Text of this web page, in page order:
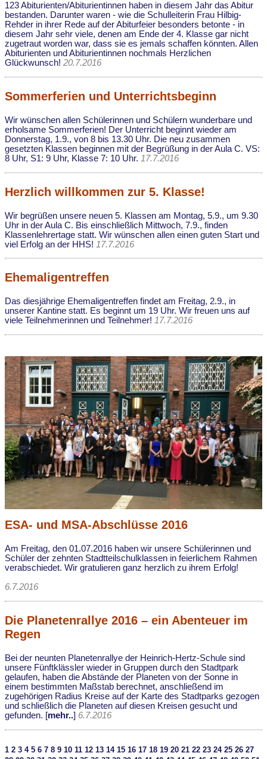
123 Abiturienten/Abiturientinnen haben in diesem Jahr das Abitur
bestanden. Darunter waren - wie die Schulleiterin Frau Hilbig-
Rehder in ihrer Rede auf der Abiturfeier besonders betonte - in
diesem Jahr sehr viele, denen am Ende der 4. Klasse gar nicht
zugetraut worden war, dass sie es jemals schaffen könnten. Allen
Abiturienten und Abiturientinnen nochmals Herzlichen
Glückwunsch! 20.7.2016
Sommerferien und Unterrichtsbeginn
Wir wünschen allen Schülerinnen und Schülern wunderbare und
erholsame Sommerferien! Der Unterricht beginnt wieder am
Donnerstag, 1.9., von 8 bis 13.30 Uhr. Die neu zusammen
gesetzten Klassen beginnen mit der Begrüßung in der Aula C. VS:
8 Uhr, S1: 9 Uhr, Klasse 7: 10 Uhr. 17.7.2016
Herzlich willkommen zur 5. Klasse!
Wir begrüßen unsere neuen 5. Klassen am Montag, 5.9., um 9.30
Uhr in der Aula C. Bis einschließlich Mittwoch, 7.9., finden
Klassenlehrertage statt. Wir wünschen allen einen guten Start und
viel Erfolg an der HHS! 17.7.2016
Ehemaligentreffen
Das diesjährige Ehemaligentreffen findet am Freitag, 2.9., in
unserer Kantine statt. Es beginnt um 19 Uhr. Wir freuen uns auf
viele Teilnehmerinnen und Teilnehmer! 17.7.2016
ESA- und MSA-Abschlüsse 2016
Am Freitag, den 01.07.2016 haben wir unsere Schülerinnen und
Schüler der zehnten Stadtteilschulklassen in feierlichem Rahmen
verabschiedet. Wir gratulieren ganz herzlich zu ihrem Erfolg!
6.7.2016
Die Planetenrallye 2016 – ein Abenteuer im
Regen
Bei der neunten Planetenrallye der Heinrich-Hertz-Schule sind
unsere Fünftklässler wieder in Gruppen durch den Stadtpark
gelaufen, haben die Abstände der Planeten von der Sonne in
einem bestimmten Maßstab berechnet, anschließend im
zugehörigen Radius Kreise auf der Karte des Stadtparks gezogen
und schließlich die Planeten auf diesen Kreisen gesucht und
gefunden. [mehr..] 6.7.2016
1 2 3 4 5 6 7 8 9 10 11 12 13 14 15 16 17 18 19 20 21 22 23 24 25 26 27